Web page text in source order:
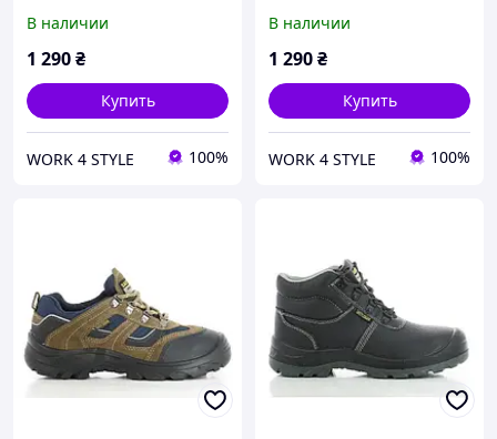
спецобувь рабочая обувь
мужская AVANGARDE BPN
В наличии
1 290₴
Купить
WORK 4 STYLE 100%
спецобувь рабочая обувь
мужская AVANGARDE BPN
В наличии
1 290₴
Купить
WORK 4 STYLE 100%